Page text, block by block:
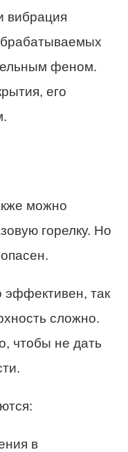
вибрация
феном.
его
можно
горелку. Но
эффективен, так
сложно.
чтобы не дать
в